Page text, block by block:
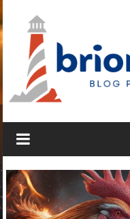
ke
konten
Brioneshouse
Blog
Memainkan
Judi
Online